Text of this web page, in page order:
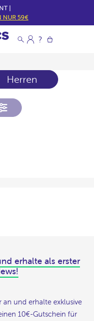
|
NUR 59€
Herren
erhalte als erster
und erhalte exklusive
10€-Gutschein für